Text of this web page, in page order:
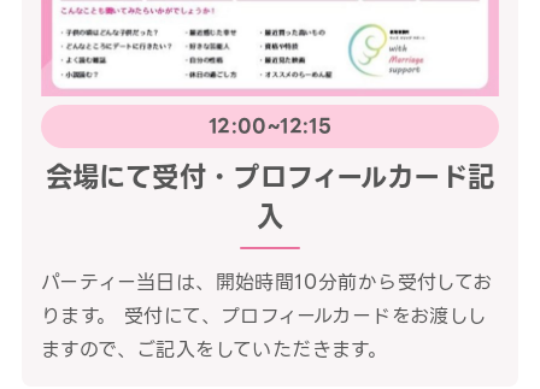
12:00~12:15
会場にて受付・プロフィールカード記
入
パーティー当日は、開始時間10分前から受付してお
ります。 受付にて、プロフィールカードをお渡しし
ますので、ご記入をしていただきます。